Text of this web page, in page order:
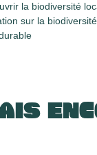
la biodiversité
sur la